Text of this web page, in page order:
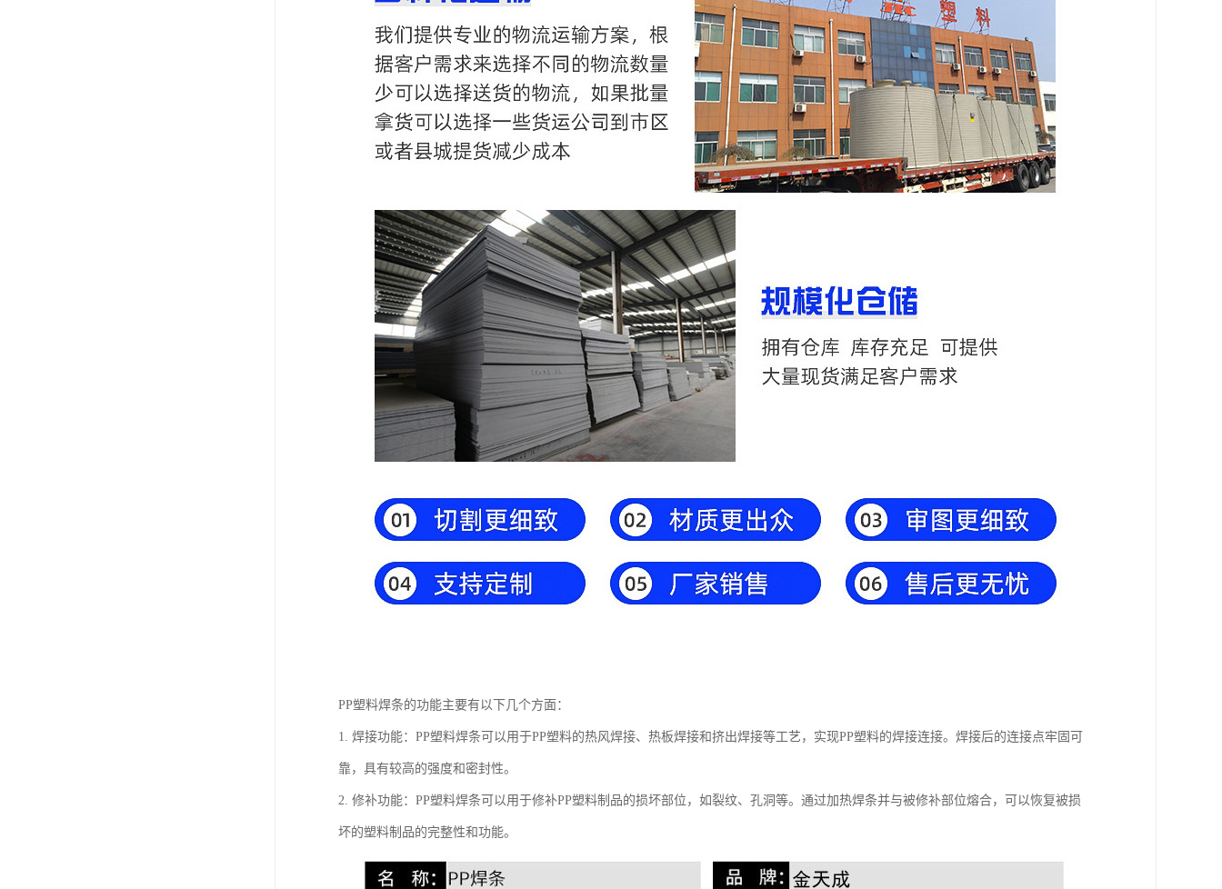
PP塑料焊条的功能主要有以下几个方面：
1. 焊接功能：PP塑料焊条可以用于PP塑料的热风焊接、热板焊接和挤出焊接等工艺，实现PP塑料的焊接连接。焊接后的连接点牢固可
靠，具有较高的强度和密封性。
2. 修补功能：PP塑料焊条可以用于修补PP塑料制品的损坏部位，如裂纹、孔洞等。通过加热焊条并与被修补部位熔合，可以恢复被损
坏的塑料制品的完整性和功能。